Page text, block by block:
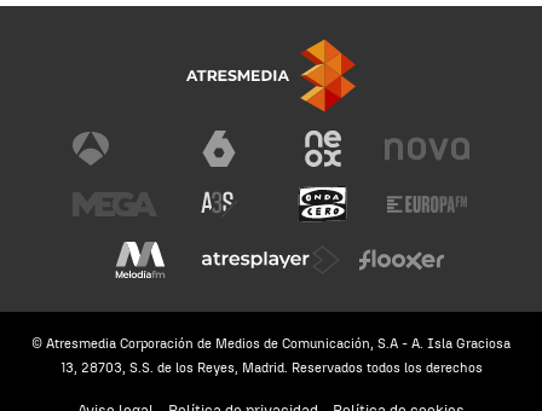
© Atresmedia Corporación de Medios de Comunicación, S.A - A. Isla Graciosa
13, 28703, S.S. de los Reyes, Madrid. Reservados todos los derechos